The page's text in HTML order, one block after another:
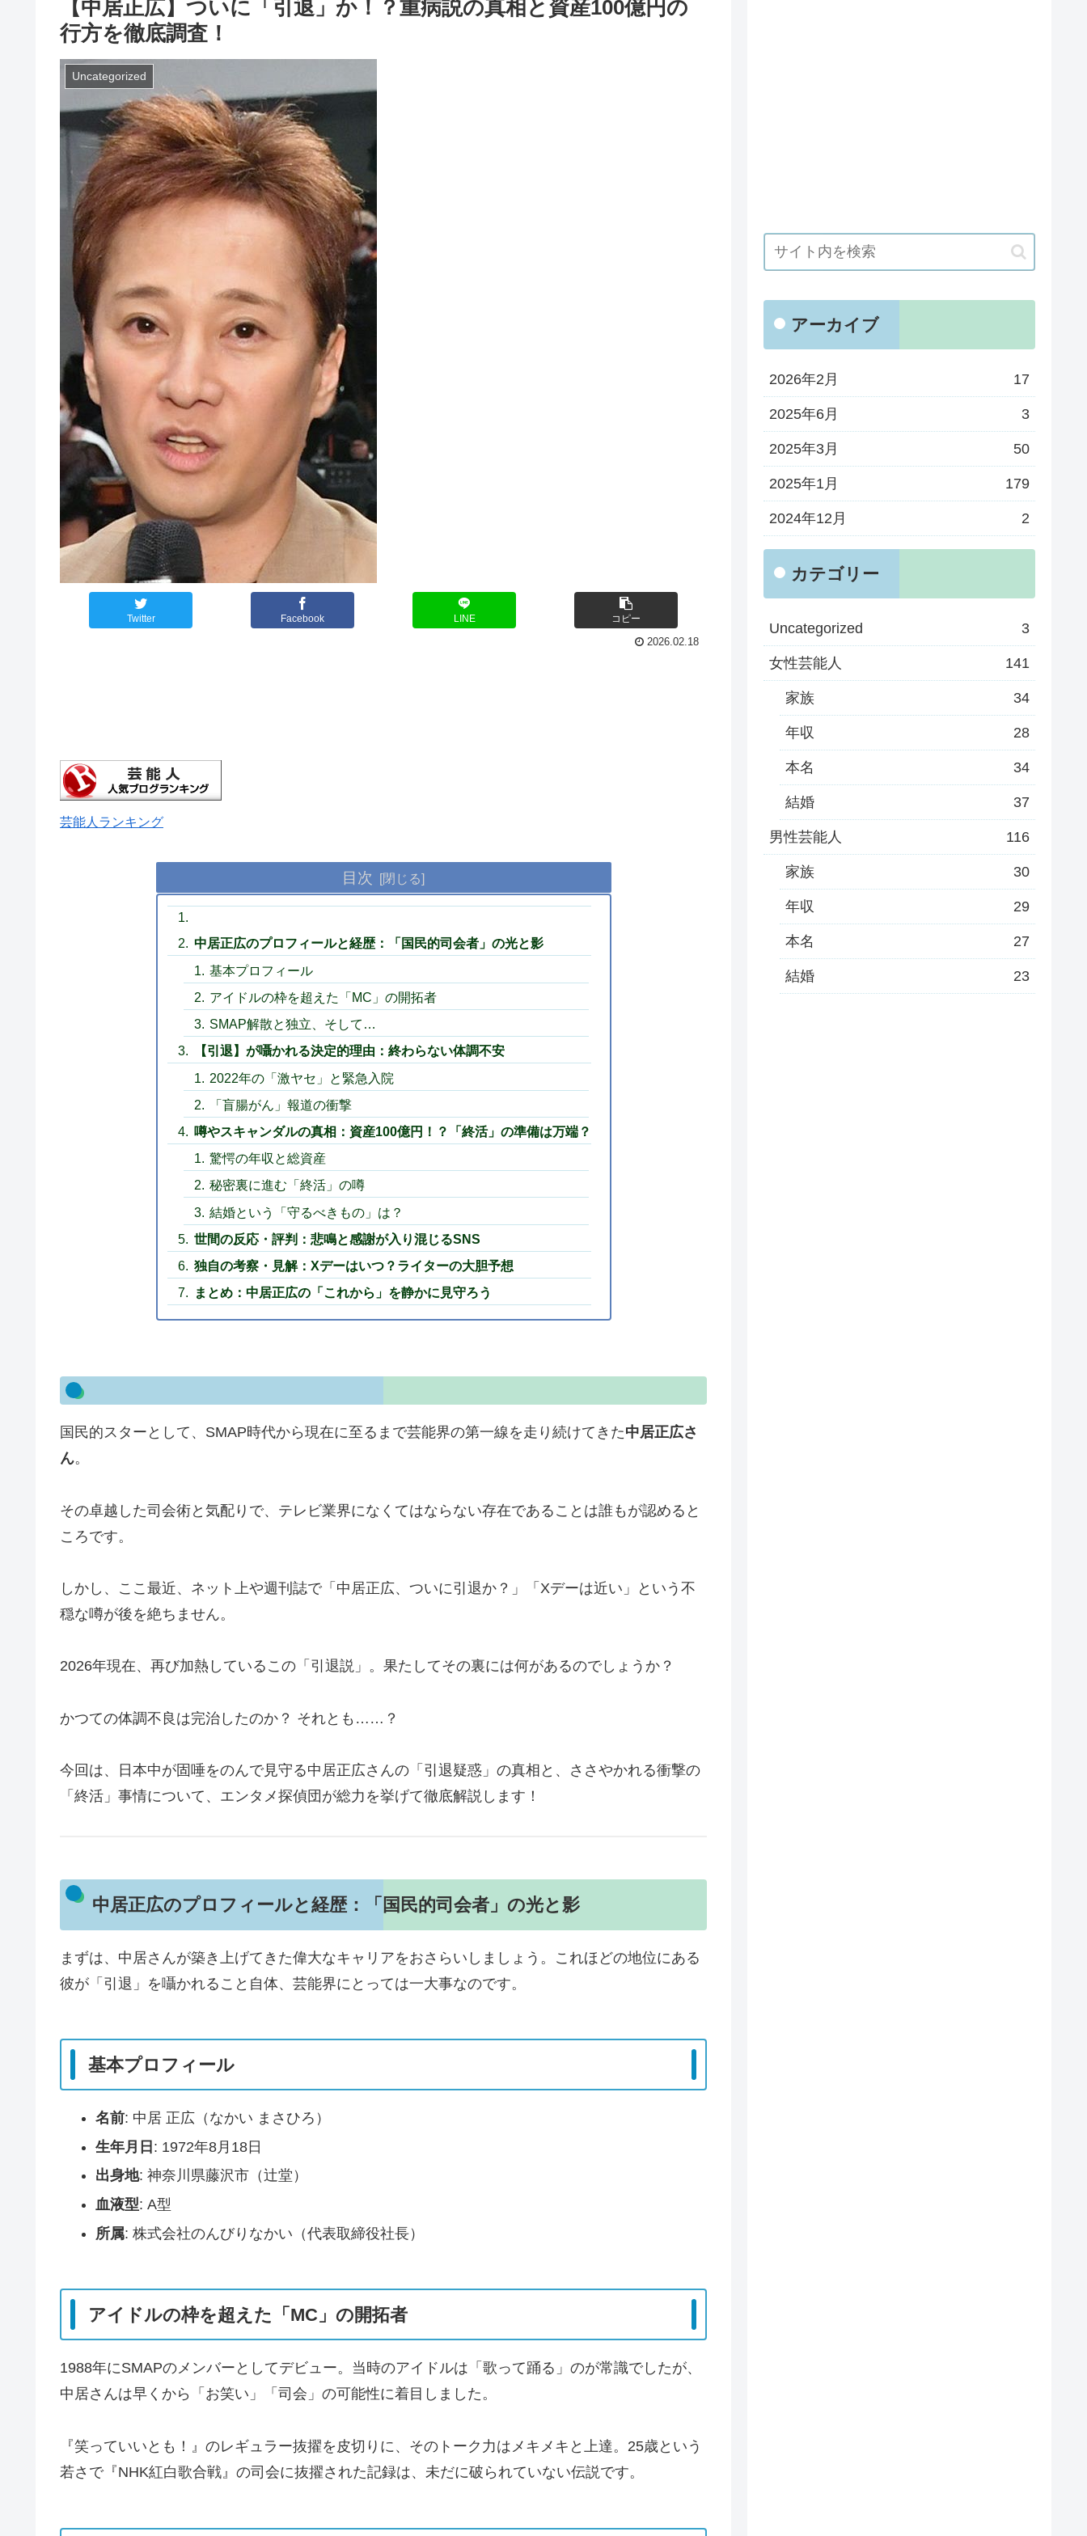
【中居正広】ついに「引退」か！？重病説の真相と資産100億円の
行方を徹底調査！
Uncategorized
Twitter Facebook LINE コピー
2026.02.18
芸能人ランキング
目次
中居正広のプロフィールと経歴：「国民的司会者」の光と影
基本プロフィール
アイドルの枠を超えた「MC」の開拓者
SMAP解散と独立、そして…
【引退】が囁かれる決定的理由：終わらない体調不安
2022年の「激ヤセ」と緊急入院
「盲腸がん」報道の衝撃
噂やスキャンダルの真相：資産100億円！？「終活」の準備は万端？
驚愕の年収と総資産
秘密裏に進む「終活」の噂
結婚という「守るべきもの」は？
世間の反応・評判：悲鳴と感謝が入り混じるSNS
独自の考察・見解：Xデーはいつ？ライターの大胆予想
まとめ：中居正広の「これから」を静かに見守ろう
国民的スターとして、SMAP時代から現在に至るまで芸能界の第一線を走り続けてきた中居正広さ
ん。
その卓越した司会術と気配りで、テレビ業界になくてはならない存在であることは誰もが認めると
ころです。
しかし、ここ最近、ネット上や週刊誌で「中居正広、ついに引退か？」「Xデーは近い」という不
穏な噂が後を絶ちません。
2026年現在、再び加熱しているこの「引退説」。果たしてその裏には何があるのでしょうか？
かつての体調不良は完治したのか？ それとも……？
今回は、日本中が固唾をのんで見守る中居正広さんの「引退疑惑」の真相と、ささやかれる衝撃の
「終活」事情について、エンタメ探偵団が総力を挙げて徹底解説します！
中居正広のプロフィールと経歴：「国民的司会者」の光と影
まずは、中居さんが築き上げてきた偉大なキャリアをおさらいしましょう。これほどの地位にある
彼が「引退」を囁かれること自体、芸能界にとっては一大事なのです。
基本プロフィール
名前: 中居 正広（なかい まさひろ）
生年月日 : 1972年8月18日
出身地: 神奈川県藤沢市（辻堂）
血液型: A型
所属: 株式会社のんびりなかい（代表取締役社長）
アイドルの枠を超えた「MC」の開拓者
1988年にSMAPのメンバーとしてデビュー。当時のアイドルは「歌って踊る」のが常識でしたが、
中居さんは早くから「お笑い」「司会」の可能性に着目しました。
『笑っていいとも！』のレギュラー抜擢を皮切りに、そのトーク力はメキメキと上達。25歳という
若さで『NHK紅白歌合戦』の司会に抜擢された記録は、未だに破られていない伝説です。
アーカイブ
2026年2月 17
2025年6月 3
2025年3月 50
2025年1月 179
2024年12月 2
カテゴリー
Uncategorized 3
女性芸能人 141
家族 34
年収 28
本名 34
結婚 37
男性芸能人 116
家族 30
年収 29
本名 27
結婚 23